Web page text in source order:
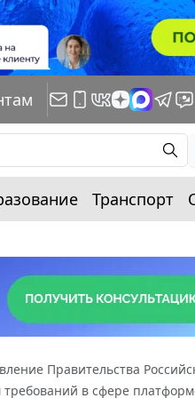
Транспорт
Правительства
в сфере